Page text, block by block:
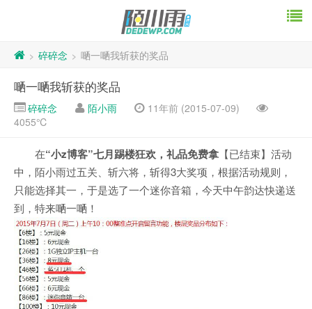
> 碎碎念 > 嗮一嗮我斩获的奖品
嗮一嗮我斩获的奖品
碎碎念 陌小雨
11年前 (2015-07-09)
4055℃
在“小z博客”七月踢楼狂欢，礼品免费拿 【已结束】活动
中，陌小雨过五关、斩六将，斩得3大奖项，根据活动规则，
只能选择其一，于是选了一个迷你音箱，今天中午韵达快递送
到，特来嗮一嗮！